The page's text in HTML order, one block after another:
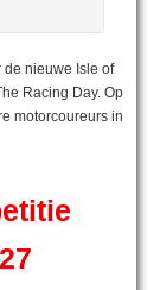
de nieuwe Isle of
Racing Day. Op
motorcoureurs in